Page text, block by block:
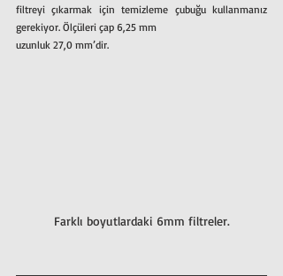
filtreyi çıkarmak için temizleme çubuğu kullanmanız
gerekiyor. Ölçüleri çap 6,25 mm
uzunluk 27,0 mm’dir.
Farklı boyutlardaki 6mm filtreler.